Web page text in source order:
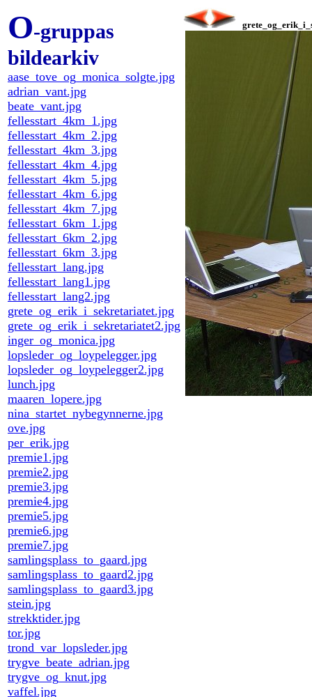
O-gruppas
bildearkiv
aase_tove_og_monica_solgte.jpg
adrian_vant.jpg
beate_vant.jpg
fellesstart_4km_1.jpg
fellesstart_4km_2.jpg
fellesstart_4km_3.jpg
fellesstart_4km_4.jpg
fellesstart_4km_5.jpg
fellesstart_4km_6.jpg
fellesstart_4km_7.jpg
fellesstart_6km_1.jpg
fellesstart_6km_2.jpg
fellesstart_6km_3.jpg
fellesstart_lang.jpg
fellesstart_lang1.jpg
fellesstart_lang2.jpg
grete_og_erik_i_sekretariatet.jpg
grete_og_erik_i_sekretariatet2.jpg
inger_og_monica.jpg
lopsleder_og_loypelegger.jpg
lopsleder_og_loypelegger2.jpg
lunch.jpg
maaren_lopere.jpg
nina_startet_nybegynnerne.jpg
ove.jpg
per_erik.jpg
premie1.jpg
premie2.jpg
premie3.jpg
premie4.jpg
premie5.jpg
premie6.jpg
premie7.jpg
samlingsplass_to_gaard.jpg
samlingsplass_to_gaard2.jpg
samlingsplass_to_gaard3.jpg
stein.jpg
strekktider.jpg
tor.jpg
trond_var_lopsleder.jpg
trygve_beate_adrian.jpg
trygve_og_knut.jpg
vaffel.jpg